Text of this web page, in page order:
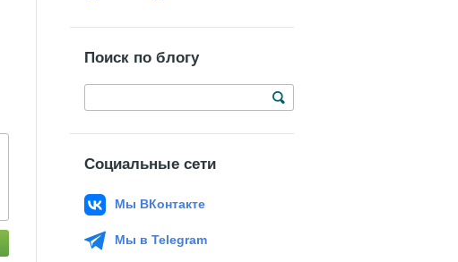
Поиск по блогу
Социальные сети
Мы ВКонтакте
Мы в Telegram